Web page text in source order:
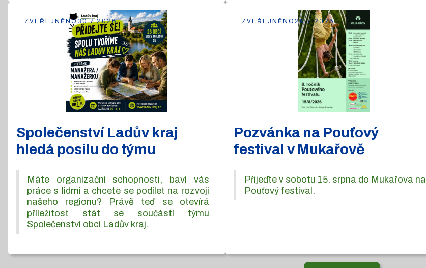
Společenství Ladův kraj
hledá posilu do týmu
Máte organizační schopnosti, baví vás
práce s lidmi a chcete se podílet na rozvoji
našeho regionu? Právě teď se otevírá
příležitost stát se součástí týmu
Společenství obcí Ladův kraj.
ZVEŘEJNĚNO 30.7.2026
Pozvánka na Pouťový
festival v Mukařově
Přijeďte v sobotu 15. srpna do Mukařova na
Pouťový festival.
ZVEŘEJNĚNO 29.7.2026